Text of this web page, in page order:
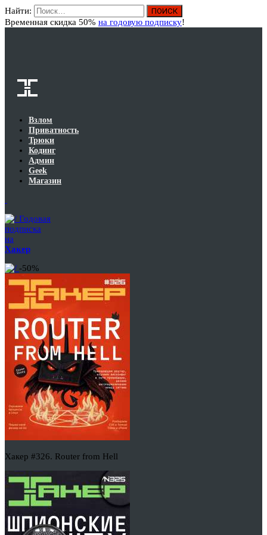
Найти:
Временная скидка 50% на годовую подписку!
Взлом
Приватность
Трюки
Кодинг
Админ
Geek
Магазин
Годовая
подписка
на
Хакер
-50%
Хакер #326. Router from Hell